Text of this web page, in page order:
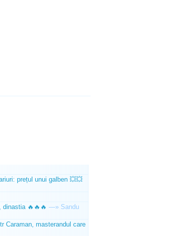
prețul unui galben 💥💥
dinastia 🔥🔥🔥 —» Sandu
Caraman, masterandul care